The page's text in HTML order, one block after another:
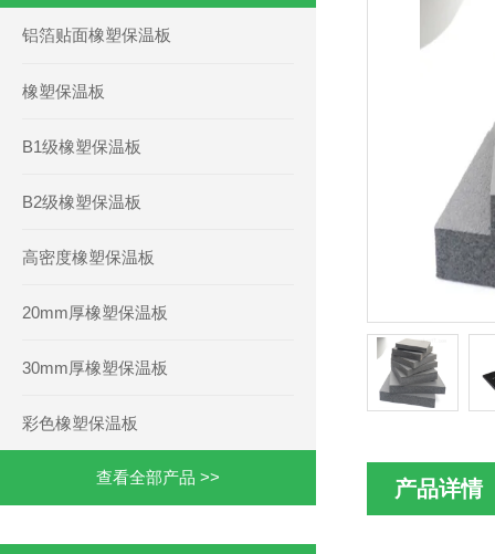
铝箔贴面橡塑保温板
橡塑保温板
B1级橡塑保温板
B2级橡塑保温板
高密度橡塑保温板
20mm厚橡塑保温板
30mm厚橡塑保温板
彩色橡塑保温板
查看全部产品 >> 产品详情